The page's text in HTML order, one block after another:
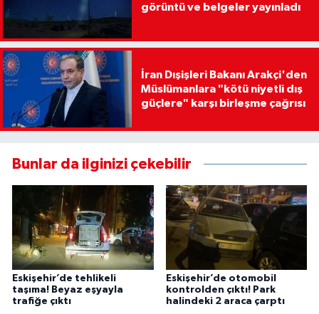
görüntü ve belgeler yayınladı
İran Dışişleri Bakanı Arakçi'den
Müslümanlara "kötü niyetli dış
güçlere" karşı birleşme çağrısı
Bunlar da ilginizi çekebilir
Eskişehir’de tehlikeli
taşıma! Beyaz eşyayla
trafiğe çıktı
Eskişehir’de otomobil
kontrolden çıktı! Park
halindeki 2 araca çarptı